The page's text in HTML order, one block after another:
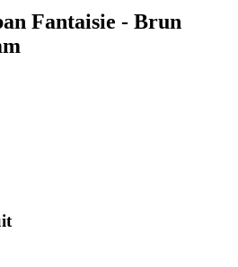
Fantaisie - Brun